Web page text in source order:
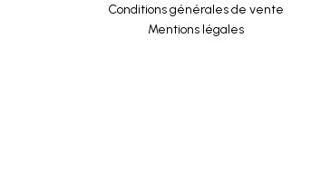
Conditions générales de vente
Mentions légales